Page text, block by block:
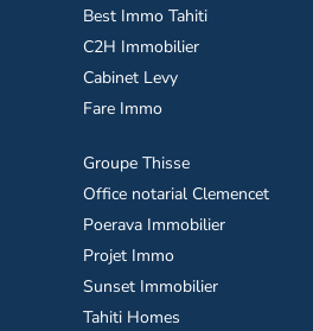
Best Immo Tahiti
C2H Immobilier
Cabinet Levy
Fare Immo
Groupe Thisse
Office notarial Clemencet
Poerava Immobilier
Projet Immo
Sunset Immobilier
Tahiti Homes